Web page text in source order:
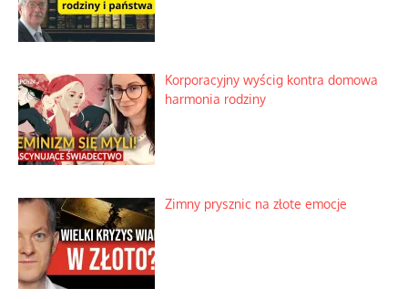
Korporacyjny wyścig kontra domowa
harmonia rodziny
Zimny prysznic na złote emocje